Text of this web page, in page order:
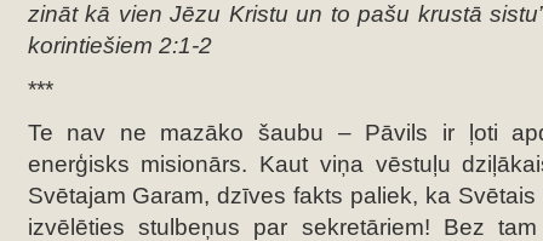
zināt kā vien Jēzu Kristu un to pašu krustā
korintiešiem 2:1-2
***
Te nav ne mazāko šaubu – Pāvils ir ļoti
enerģisks misionārs. Kaut viņa vēstuļu
Svētajam Garam, dzīves fakts paliek, ka
izvēlēties stulbeņus par sekretāriem! Bez